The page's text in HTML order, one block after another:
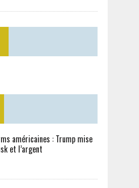
américaines : Trump mise
et l’argent